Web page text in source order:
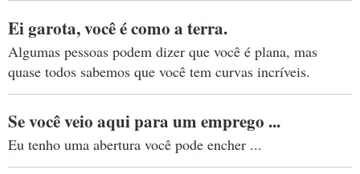
Ei garota, você é como a terra.
Algumas pessoas podem dizer que você é plana, mas
quase todos sabemos que você tem curvas incríveis.
Se você veio aqui para um emprego ...
Eu tenho uma abertura você pode encher ...